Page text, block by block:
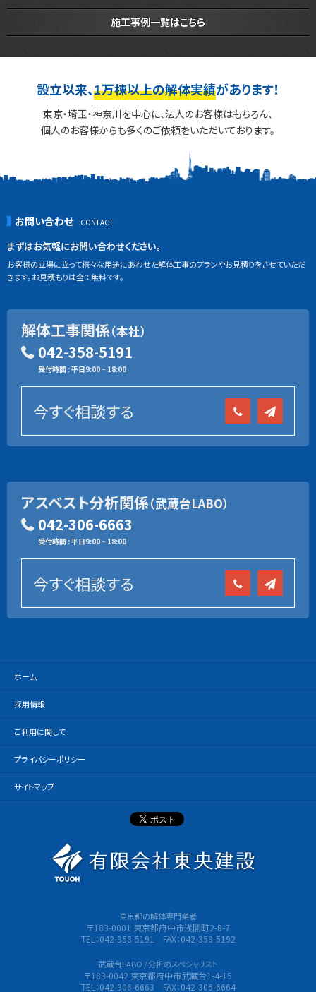
施工事例一覧はこちら
設立以来、1万棟以上の解体実績があります！
東京・埼玉・神奈川を中心に、法人のお客様はもちろん、
個人のお客様からも多くのご依頼をいただいております。
お問い合わせ
まずはお気軽にお問い合わせください。
お客様の立場に立って様々な用途にあわせた解体工事のプランやお見積りをさせていただ
きます。お見積もりは全て無料です。
解体工事関係（本社）
042-358-5191
受付時間 : 平日9:00 ~ 18:00
今すぐ相談する
アスベスト分析関係（武蔵台LABO）
042-306-6663
受付時間 : 平日9:00 ~ 18:00
今すぐ相談する
ホーム
採用情報
ご利用に関して
プライバシーポリシー
サイトマップ
東京都の解体専門業者
〒183-0001 東京都府中市浅間町2-8-7
TEL：042-358-5191 FAX：042-358-5192
武蔵台LABO / 分析のスペシャリスト
〒183-0042 東京都府中市武蔵台1-4-15
TEL：042-306-6663 FAX：042-306-6664